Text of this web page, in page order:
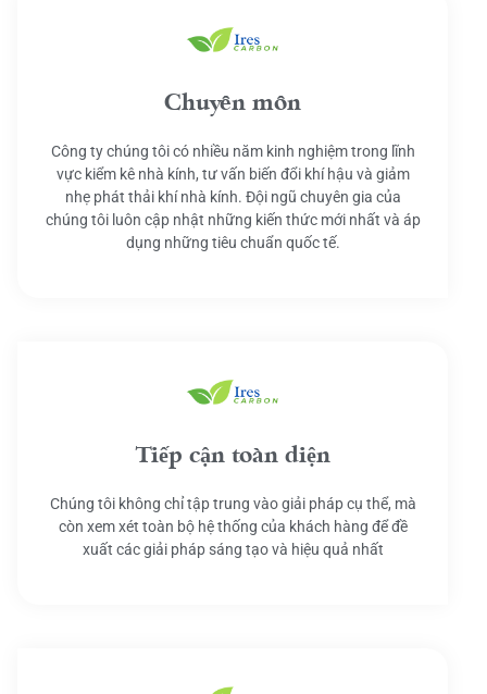
Chuyên môn
Công ty chúng tôi có nhiều năm kinh nghiệm trong lĩnh
vực kiểm kê nhà kính, tư vấn biến đổi khí hậu và giảm
nhẹ phát thải khí nhà kính. Đội ngũ chuyên gia của
chúng tôi luôn cập nhật những kiến thức mới nhất và áp
dụng những tiêu chuẩn quốc tế.
Tiếp cận toàn diện
Chúng tôi không chỉ tập trung vào giải pháp cụ thể, mà
còn xem xét toàn bộ hệ thống của khách hàng để đề
xuất các giải pháp sáng tạo và hiệu quả nhất